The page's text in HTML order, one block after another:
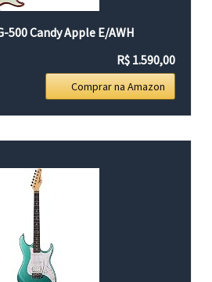
Candy Apple E/AWH
R$ 1.590,00
Comprar na Amazon